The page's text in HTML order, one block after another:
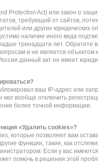
Protection Act) или закон о
требующий от сайтов,
или других юридических
наличие иного вида
тринадцати лет. Обратите
и не является объектом
данный акт не имеет
ваш IP-адрес или
мог вообще отключить
более точной информации.
«Удалить cookies»?
которые позволяют вам
функции, такие, как
Если у вас
помочь в решении этой